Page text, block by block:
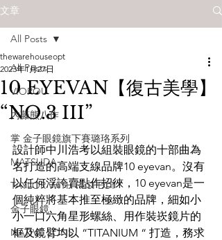
文章
All Posts
VIOROU
內藤熊八作
掌 金子眼鏡旗下賽璐珞系列
MATSUDA
TAYLOR WITH RESPECT
金子眼鏡
NATIVE SONS
All Posts
10 EYEVAN【復古美學】
“NO.3 III”
thewarehouseopt
2023年1月27日
設計師中川浩考以組裝眼鏡的十部曲為
名打造的高端支線品牌10 eyevan。沒有
以任何浮誇賣點作招徠，10 eyevan是一
個純粹將基本推至極緻的品牌，細如小
小一口六角星形螺絲、用作裝崁鏡片的
框及鏡臂均以 “TITANIUM “ 打造，務求